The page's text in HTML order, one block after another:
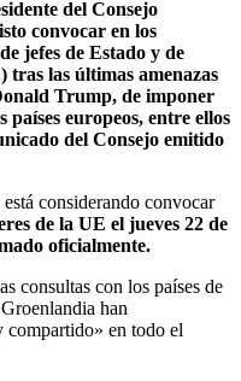
del Consejo
convocar en los
jefes de Estado y de
las últimas amenazas
Trump, de imponer
europeos, entre ellos
del Consejo emitido
considerando convocar
de la UE el jueves 22 de
oficialmente.
consultas con los países de
han
en todo el